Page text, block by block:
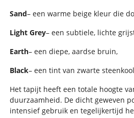
Sand– een warme beige kleur die
Light Grey– een subtiele, lichte
Earth– een diepe, aardse bruin,
Black– een tint van zwarte steenkool
Het tapijt heeft een totale hoogte
duurzaamheid. De dicht geweven
intensief gebruik en tegelijkertijd